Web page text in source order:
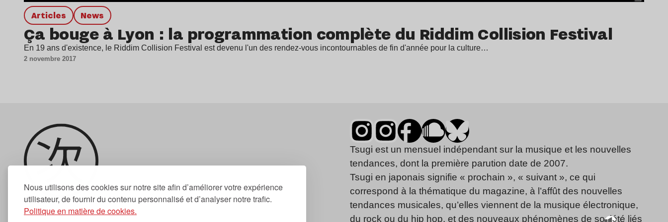
Nous utilisons des cookies sur notre site afin d’améliorer votre expérience
utilisateur, de fournir du contenu personnalisé et d’analyser notre trafic.
Politique en matière de cookies.
Articles news
Ça bouge à Lyon : la programmation complète du Riddim Collision Festival
En 19 ans d'existence, le Riddim Collision Festival est devenu l'un des rendez-vous incontournables de fin d'année pour la culture…
2 novembre 2017
Tsugi est un mensuel indépendant sur la musique et les nouvelles
tendances, dont la première parution date de 2007.
Tsugi en japonais signifie « prochain », « suivant », ce qui
correspond à la thématique du magazine, à l’affût des nouvelles
tendances musicales, qu’elles viennent de la musique électronique,
du rock ou du hip hop, et des nouveaux phénomènes de société liés